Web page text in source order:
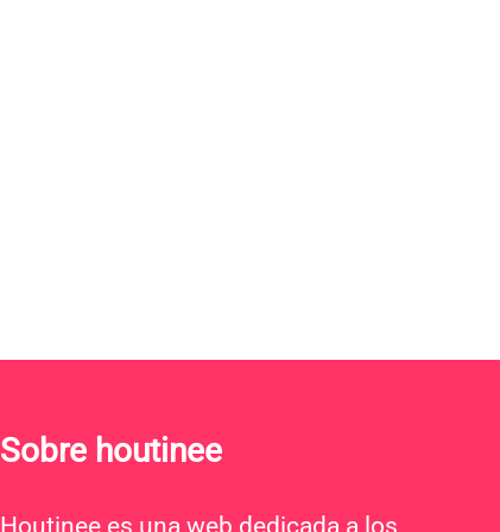
Sobre houtinee
Houtinee es una web dedicada a los